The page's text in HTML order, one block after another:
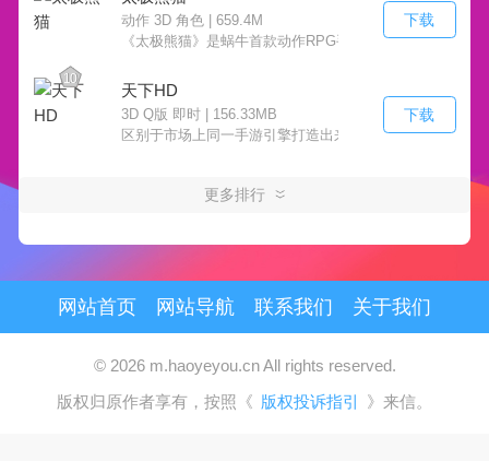
动作 3D 角色 | 659.4M
《太极熊猫》是蜗牛首款动作RPG手游，拥有浓厚美式
下载
10
天下HD
3D Q版 即时 | 156.33MB
区别于市场上同一手游引擎打造出来的同质化游戏表现
下载
更多排行
网站首页 网站导航 联系我们 关于我们
© 2026 m.haoyeyou.cn All rights reserved.
版权归原作者享有，按照《 版权投诉指引 》来信。